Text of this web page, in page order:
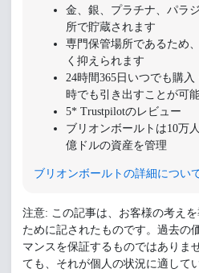
金、銀、プラチナ、パラ
所で貯蔵されます
専門保管場所であるため
く抑えられます
24時間365日いつでも購
時でも引き出すことが可
5* Trustpilotのレビュー
ブリオンボールトは10万
億ドルの資産を管理
ブリオンボールトの詳細につい
注意: この記事は、お客様の考え
ために記されたものです。過去の
マンスを保証するものではありま
ても、それが個人の状況に適して